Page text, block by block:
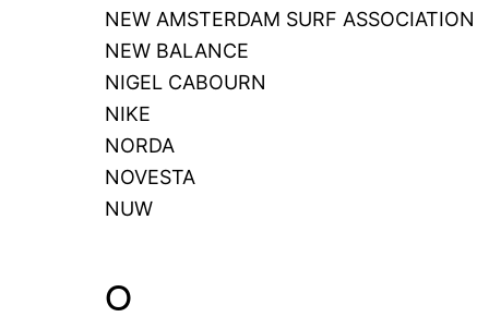
NEW AMSTERDAM SURF ASSOCIATION
NEW BALANCE
NIGEL CABOURN
NIKE
NORDA
NOVESTA
NUW
O